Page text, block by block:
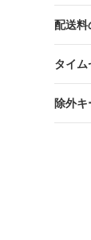
配送料
タイム
除外キ